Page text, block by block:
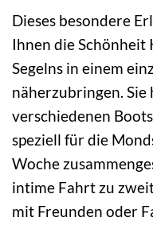
Dieses besondere
Ihnen die Schönheit
Segelns in einem
näherzubringen. Sie
verschiedenen
speziell für die
Woche
intime Fahrt zu
mit Freunden oder